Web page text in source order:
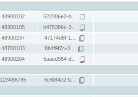
48900102 522286e2-b...
48300105 b475386c-3...
48900237 47174d8f-1...
48700103 8b4f9f7c-3...
48900204 5aaed954-d...
123456785 6c6f84c2-b...